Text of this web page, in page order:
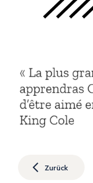
Zurück